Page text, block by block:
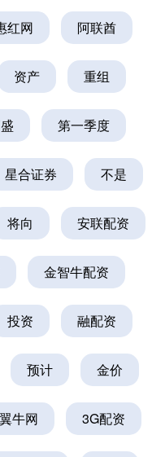
红网 阿联酋
资产 重组
第一季度
星合证券 不是
将向 安联配资
金智牛配资
投资 融配资
预计 金价
翼牛网 3G配资